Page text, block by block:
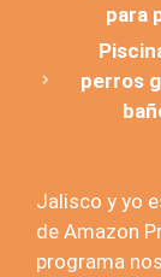
para
perros
Jalisco y yo
de Amazon
programa